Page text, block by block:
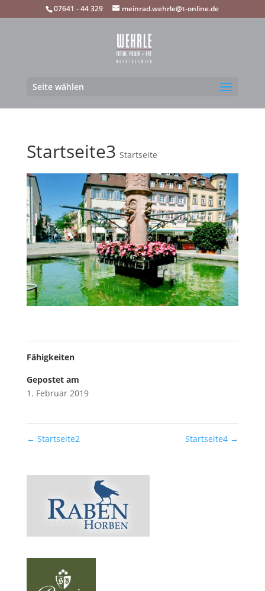
07641 - 44 329 meinrad.wehrle@t-online.de
Seite wählen
Startseite3 Startseite
Fähigkeiten
Gepostet am
1. Februar 2019
← Startseite2 Startseite4 →